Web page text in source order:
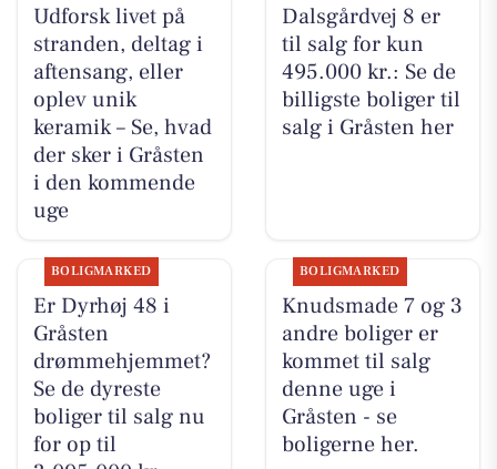
Udforsk livet på
stranden, deltag i
aftensang, eller
oplev unik
keramik – Se, hvad
der sker i Gråsten
i den kommende
uge
Dalsgårdvej 8 er
til salg for kun
495.000 kr.: Se de
billigste boliger til
salg i Gråsten her
BOLIGMARKED
Er Dyrhøj 48 i
Gråsten
drømmehjemmet?
Se de dyreste
boliger til salg nu
for op til
BOLIGMARKED
Knudsmade 7 og 3
andre boliger er
kommet til salg
denne uge i
Gråsten - se
boligerne her.